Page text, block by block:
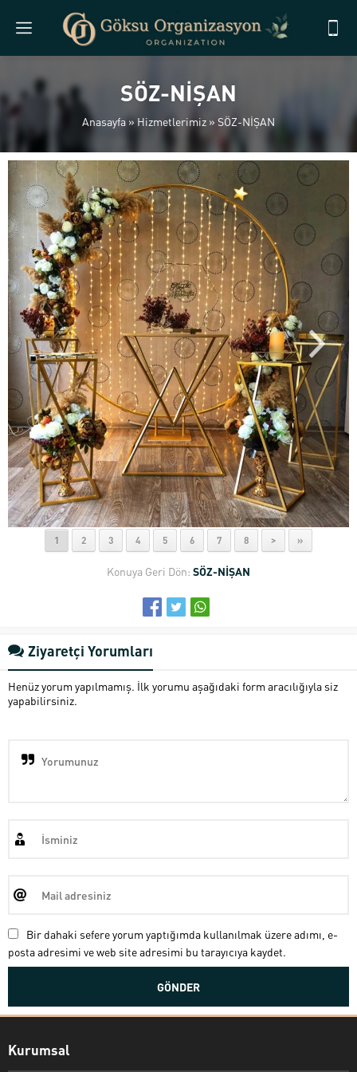
SÖZ-NİŞAN
Anasayfa »Hizmetlerimiz » SÖZ-NİŞAN
1 2 3 4 5 6 7 8 > »
Konuya Geri Dön: SÖZ-NİŞAN
Ziyaretçi Yorumları
Henüz yorum yapılmamış. İlk yorumu aşağıdaki form aracılığıyla siz
yapabilirsiniz.
Bir dahaki sefere yorum yaptığımda kullanılmak üzere adımı, e-
posta adresimi ve web site adresimi bu tarayıcıya kaydet.
Kurumsal